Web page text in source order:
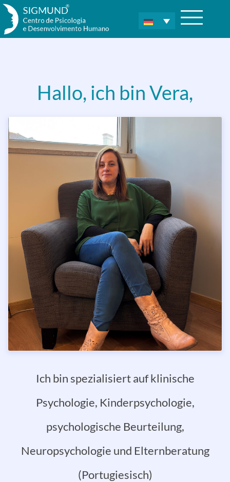
Hallo, ich bin Vera,
Ich bin spezialisiert auf klinische
Psychologie, Kinderpsychologie,
psychologische Beurteilung,
Neuropsychologie und Elternberatung
(Portugiesisch)